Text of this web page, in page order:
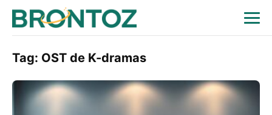
Tag: OST de K-dramas